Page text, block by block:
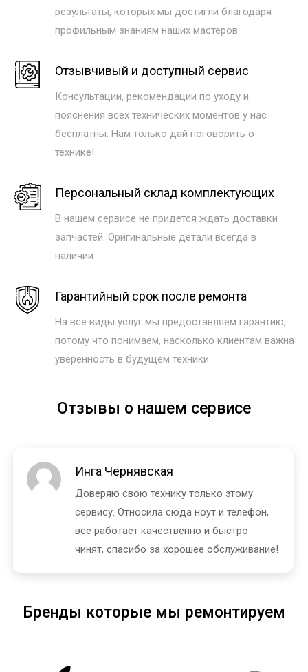
результаты, которых мы достигли благодаря
профильным знаниям наших мастеров
Отзывчивый и доступный сервис
Консультации, рекомендации по уходу и
пояснения всех технических моментов у нас
бесплатны. Нам только дай поговорить о
технике!
Персональный склад комплектующих
В нашем сервисе не придется ждать доставки
запчастей. Оригинальные детали всегда в
наличии
Гарантийный срок после ремонта
На все виды услуг мы предоставляем гарантию,
потому что понимаем, насколько клиентам важна
уверенность в будущем техники
Отзывы о нашем сервисе
Инга Чернявская
Доверяю свою технику только этому
сервису. Относила сюда ноут и телефон,
все работает качественно и быстро
чинят, спасибо за хорошее обслуживание!
Бренды которые мы ремонтируем